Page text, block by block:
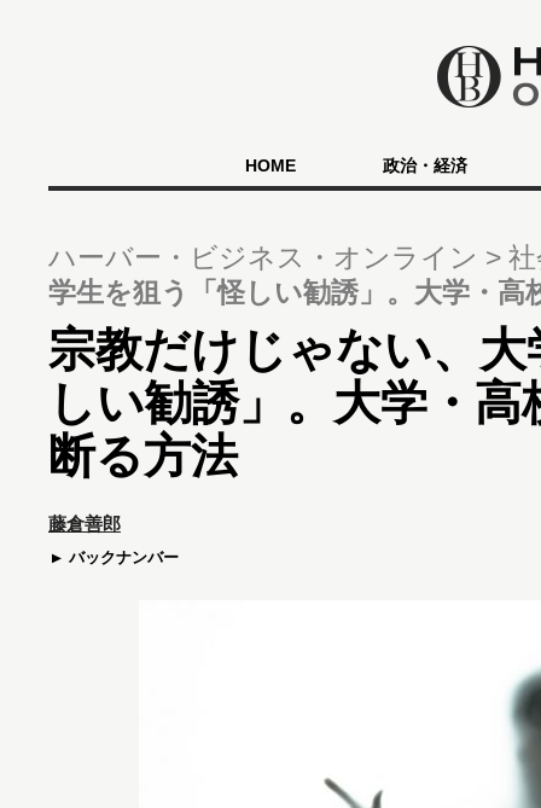
HOME 政治・経済
ハーバー・ビジネス・オンライン
学生を狙う「怪しい勧誘」。大学・
宗教だけじゃない、
しい勧誘」。大学・
断る方法
藤倉善郎
バックナンバー